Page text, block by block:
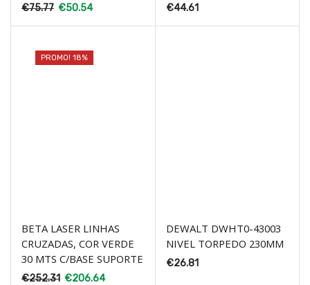
€75.77 €50.54 €44.61
PROMO! 18%
BETA LASER LINHAS
CRUZADAS, COR VERDE
30 MTS C/BASE SUPORTE
€252.31 €206.64
DEWALT DWHT0-43003
NIVEL TORPEDO 230MM
€26.81